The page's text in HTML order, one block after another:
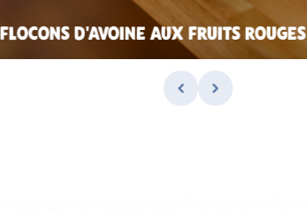
D'AVOINE AUX FRUITS ROUGES